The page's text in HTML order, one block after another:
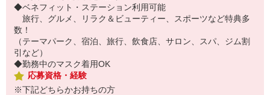
◆ベネフィット・ステーション利用可能
旅行、グルメ、リラク＆ビューティー、スポーツなど特典多
数！
（テーマパーク、宿泊、旅行、飲食店、サロン、スパ、ジム割
引など）
◆勤務中のマスク着用OK
応募資格・経験
※下記どちらかお持ちの方